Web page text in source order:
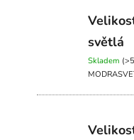
světlá
Skladem